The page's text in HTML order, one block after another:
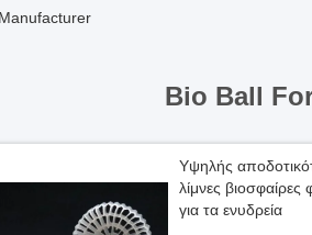
Bio Ball
Υψηλής
λίμνες βιοσφαίρες
για τα ενυδρεία